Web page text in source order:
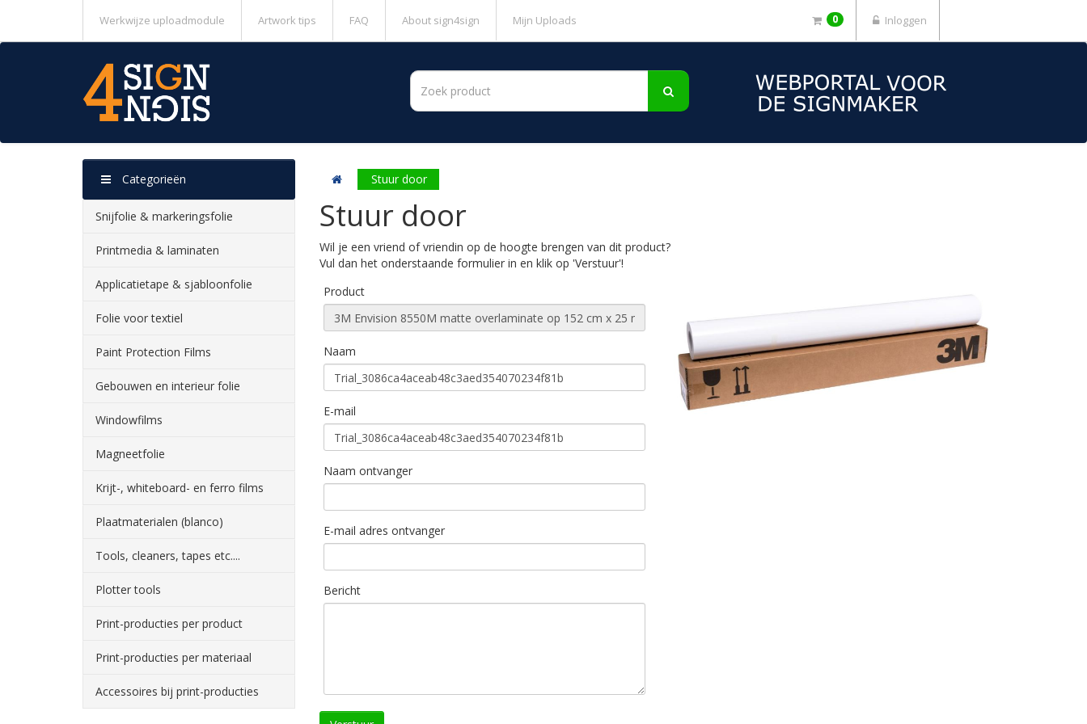
Werkwijze uploadmodule Artwork tips FAQ About sign4sign Mijn Uploads 0 Inloggen
Stuur door
Categorieën
Snijfolie & markeringsfolie
Printmedia & laminaten
Applicatietape & sjabloonfolie
Folie voor textiel
Paint Protection Films
Gebouwen en interieur folie
Windowfilms
Magneetfolie
Krijt-, whiteboard- en ferro films
Plaatmaterialen (blanco)
Tools, cleaners, tapes etc....
Plotter tools
Print-producties per product
Print-producties per materiaal
Accessoires bij print-producties
Stuur door
Wil je een vriend of vriendin op de hoogte brengen van dit product?
Vul dan het onderstaande formulier in en klik op 'Verstuur'!
Product
Naam
E-mail
Naam ontvanger
E-mail adres ontvanger
Bericht